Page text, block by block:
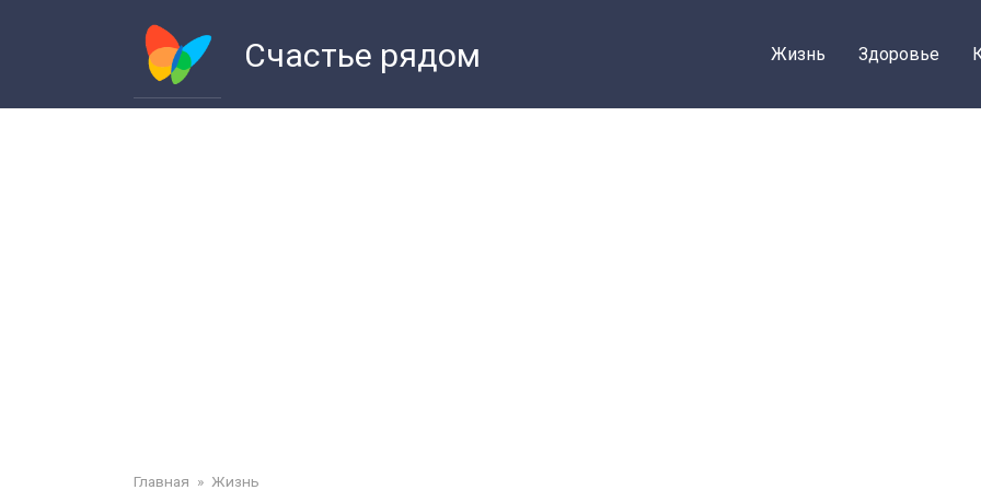
Счастье рядом Жизнь Здоровье
Главная » Жизнь